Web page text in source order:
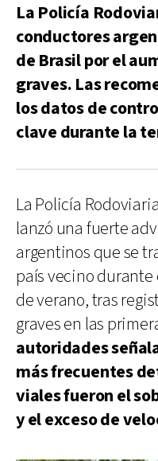
La Policía
conductores
de Brasil por el
graves. Las
los datos de
clave durante la
La Policía
lanzó una fuerte
argentinos que se
país vecino
de verano, tras
graves en las
autoridades
más frecuentes
viales fueron el
y el exceso de